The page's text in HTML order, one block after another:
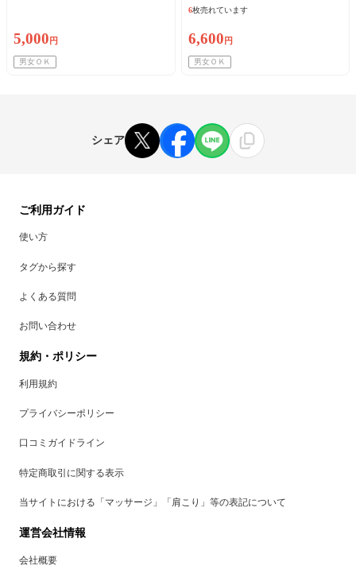
5,000 円
男女ＯＫ
6枚売れています
6,600 円
男女ＯＫ
シェア
ご利用ガイド
使い方
タグから探す
よくある質問
お問い合わせ
規約・ポリシー
利用規約
プライバシーポリシー
口コミガイドライン
特定商取引に関する表示
当サイトにおける「マッサージ」「肩こり」等の表記について
運営会社情報
会社概要